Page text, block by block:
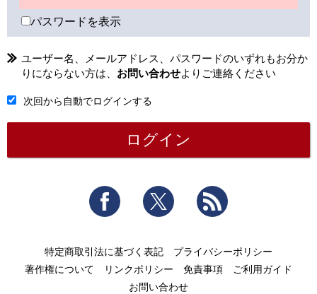
パスワードを表示
ユーザー名、メールアドレス、パスワードのいずれもお分か
りにならない方は、 お問い合わせよりご連絡ください
次回から自動でログインする
Facebook Twitter
特定商取引法に基づく表記
プライバシーポリシー
著作権について
リンクポリシー 免責事項
ご利用ガイド
お問い合わせ